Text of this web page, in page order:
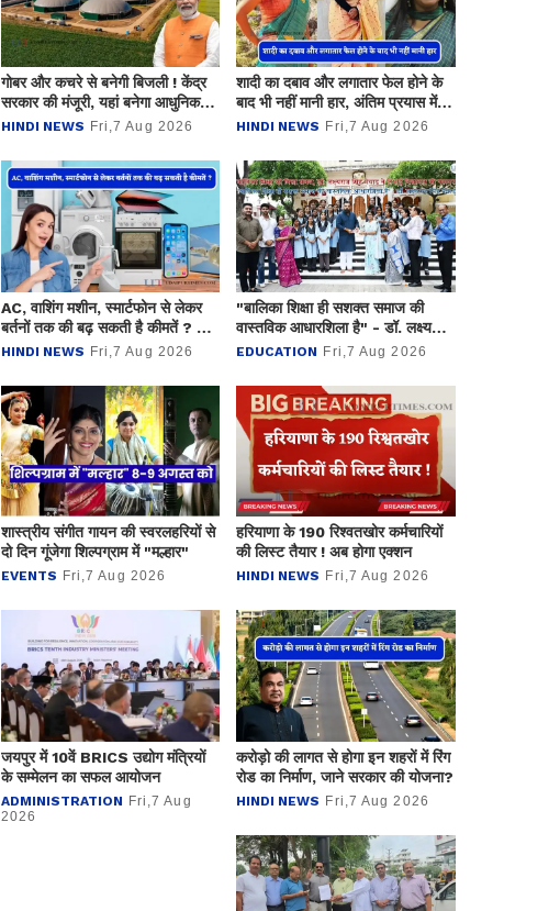
गोबर और कचरे से बनेगी बिजली ! केंद्र
सरकार की मंजूरी, यहां बनेगा आधुनिक
हाईवे नेटवर्क
HINDI NEWS Fri,7 Aug 2026
शादी का दबाव और लगातार फेल होने के
बाद भी नहीं मानी हार, अंतिम प्रयास में
नुपूर बनी IAS अफसर
HINDI NEWS Fri,7 Aug 2026
AC, वाशिंग मशीन, स्मार्टफोन से लेकर
बर्तनों तक की बढ़ सकती है कीमतें ? जाने
वजह
HINDI NEWS Fri,7 Aug 2026
"बालिका शिक्षा ही सशक्त समाज की
वास्तविक आधारशिला है" - डॉ. लक्ष्यराज
सिंह मेवाड़
EDUCATION Fri,7 Aug 2026
शास्त्रीय संगीत गायन की स्वरलहरियों से
दो दिन गूंजेगा शिल्पग्राम में "मल्हार"
EVENTS Fri,7 Aug 2026
हरियाणा के 190 रिश्वतखोर कर्मचारियों
की लिस्ट तैयार ! अब होगा एक्शन
HINDI NEWS Fri,7 Aug 2026
जयपुर में 10वें BRICS उद्योग मंत्रियों
के सम्मेलन का सफल आयोजन
ADMINISTRATION Fri,7 Aug
2026
करोड़ो की लागत से होगा इन शहरों में रिंग
रोड का निर्माण, जाने सरकार की योजना?
HINDI NEWS Fri,7 Aug 2026